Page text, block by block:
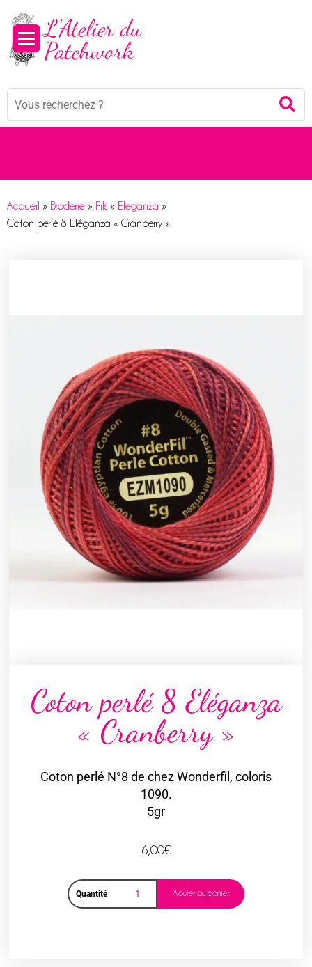
Mots
Accueil » Broderie » Fils » Eleganza »
Coton perlé 8 Eléganza « Cranberry »
Coton perlé 8 Eléganza
« Cranberry »
Coton perlé N°8 de chez Wonderfil, coloris
1090.
5gr
6,00€
Quantité Ajouter au panier
Panneau de gestion des cookies